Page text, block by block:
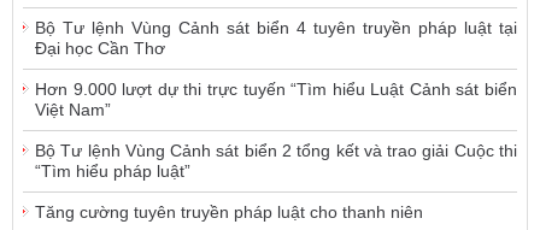
Bộ Tư lệnh Vùng Cảnh sát biển 4 tuyên truyền pháp luật tại
Đại học Cần Thơ
Hơn 9.000 lượt dự thi trực tuyến “Tìm hiểu Luật Cảnh sát biển
Việt Nam”
Bộ Tư lệnh Vùng Cảnh sát biển 2 tổng kết và trao giải Cuộc thi
“Tìm hiểu pháp luật”
Tăng cường tuyên truyền pháp luật cho thanh niên